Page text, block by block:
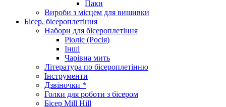
Паки
Вироби з місцем для вишивки
Бісер, бісероплетіння
Набори для бісероплетіння
Ріоліс (Росія)
Інші
Чарівна мить
Література по бісероплетінню
Інструменти
Дзвіночки *
Голки для роботи з бісером
Бісер Mill Hill